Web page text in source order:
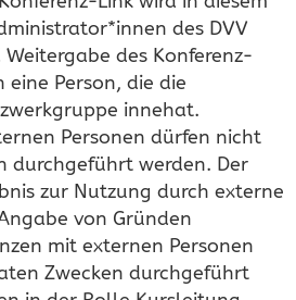
des DVV
des Konferenz-
Person, die die
innehat.
Personen dürfen nicht
durchgeführt werden. Der
zur Nutzung durch externe
von Gründen
mit externen Personen
Zwecken durchgeführt